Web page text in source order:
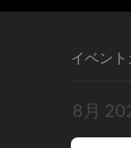
イベン